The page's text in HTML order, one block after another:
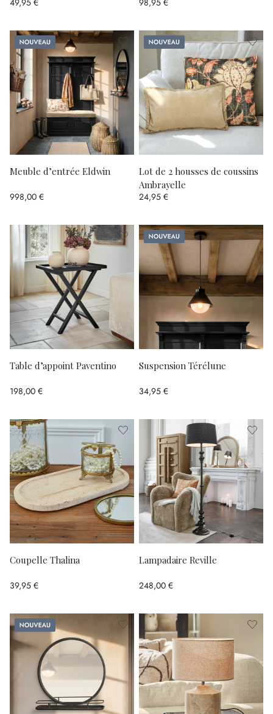
49,95 € 98,95 €
Nouveau
Meuble d’entrée Eldwin
998,00 €
Nouveau
Lot de 2 housses de coussins
Ambrayelle
24,95 €
Table d’appoint Paventino
198,00 €
Nouveau
Suspension Térélune
34,95 €
Coupelle Thalina
39,95 €
Lampadaire Reville
248,00 €
Nouveau